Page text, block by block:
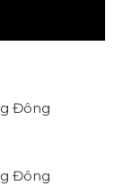
Đông
Đông